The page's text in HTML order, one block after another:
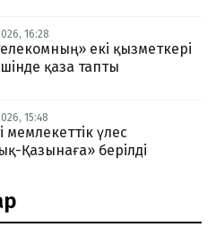
16:28
екі қызметкері
қаза тапты
15:48
мемлекеттік үлес
Қазынаға» берілді